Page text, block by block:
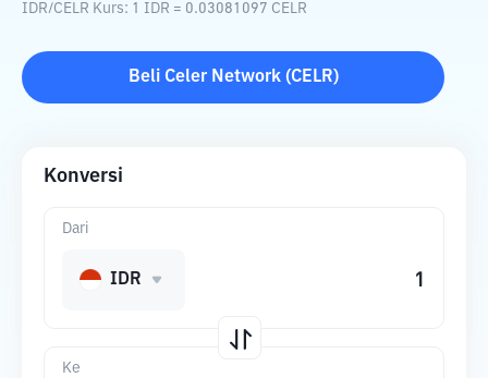
IDR/CELR Kurs: 1 IDR = 0.03081097 CELR
Beli Celer Network(CELR)
Konversi
Ke
Dari
IDR